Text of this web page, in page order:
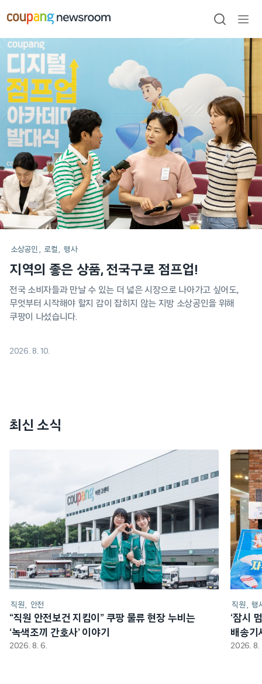
건너뛰기
검색
열기
메인
포스트
소상공인 로컬 행사
지역의 좋은 상품, 전국구로 점프업!
전국 소비자들과 만날 수 있는 더 넓은 시장으로 나아가고 싶어도,
무엇부터 시작해야 할지 감이 잡히지 않는 지방 소상공인을 위해
쿠팡이 나섰습니다.
2026. 8. 10.
최신 소식
직원 안전
“직원 안전보건 지킴이” 쿠팡 물류 현장 누비는
‘녹색조끼 간호사’ 이야기
2026. 8. 6.
직원 행
‘잠시
배송기
2026. 8.